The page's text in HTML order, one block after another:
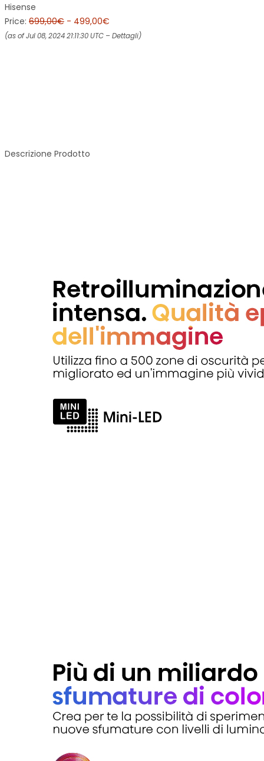
Hisense
Price: 699,00€ - 499,00€
(as of Jul 08, 2024 21:11:30 UTC –Dettagli)
Descrizione Prodotto